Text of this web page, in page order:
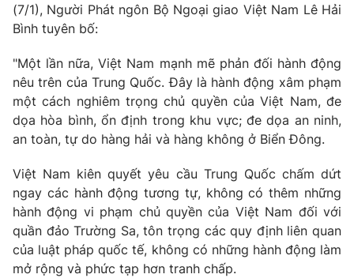
Phim VTV
Hậu trường
Nhân vật
Khán giả
Giải sao mai
Giải trí
Điện ảnh
Âm nhạc
Sao
Đời sống
Du lịch
Làm đẹp
Chất lượng cuộc sống
Giáo dục
Tuyển sinh
Học trực tuyến
Hitech Công nghệ tương lai
Sản phẩm
Thị trường
Giao lưu trực tuyến
Lịch phát sóng
(7/1), Người Phát ngôn Bộ Ngoại giao Việt Nam Lê Hải
Bình tuyên bố:
"Một lần nữa, Việt Nam mạnh mẽ phản đối hành động
nêu trên của Trung Quốc. Đây là hành động xâm phạm
một cách nghiêm trọng chủ quyền của Việt Nam, đe
dọa hòa bình, ổn định trong khu vực; đe dọa an ninh,
an toàn, tự do hàng hải và hàng không ở Biển Đông.
Việt Nam kiên quyết yêu cầu Trung Quốc chấm dứt
ngay các hành động tương tự, không có thêm những
hành động vi phạm chủ quyền của Việt Nam đối với
quần đảo Trường Sa, tôn trọng các quy định liên quan
của luật pháp quốc tế, không có những hành động làm
mở rộng và phức tạp hơn tranh chấp.